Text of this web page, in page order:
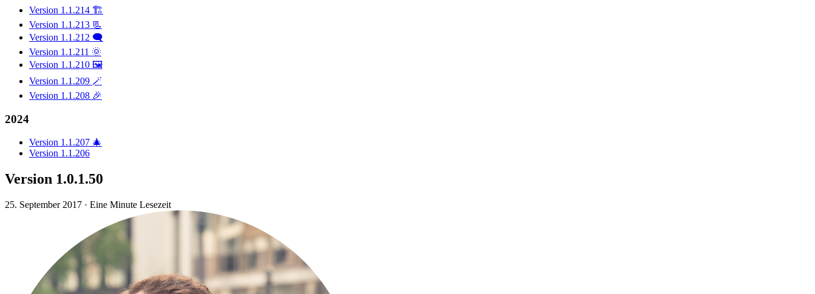
Version 1.1.214 🏗️
Version 1.1.213 📃
Version 1.1.212 🗨️
Version 1.1.211 🌞
Version 1.1.210 🖼️
Version 1.1.209 🪄
Version 1.1.208 🎉
2024
Version 1.1.207 🎄
Version 1.1.206
Version 1.0.1.50
25. September 2017 · Eine Minute Lesezeit